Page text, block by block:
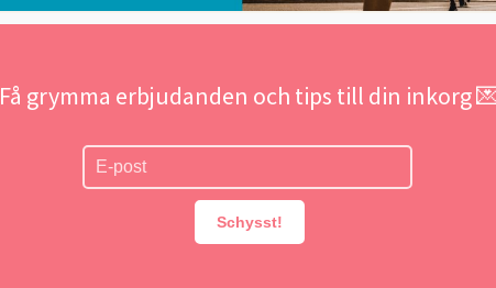
Få grymma erbjudanden och tips till din inkorg
Schysst!